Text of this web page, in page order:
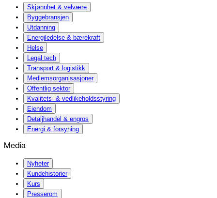
Skjønnhet & velvære
Byggebransjen
Utdanning
Energiledelse & bærekraft
Helse
Legal tech
Transport & logistikk
Medlemsorganisasjoner
Offentlig sektor
Kvalitets- & vedlikeholdsstyring
Eiendom
Detaljhandel & engros
Energi & forsyning
Media
Nyheter
Kundehistorier
Kurs
Presserom